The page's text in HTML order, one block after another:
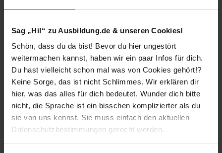
Sag „Hi!“ zu Ausbildung.de & unseren Cookies!
Schön, dass du da bist! Bevor du hier ungestört
weitermachen kannst, haben wir ein paar Infos für dich.
Du hast vielleicht schon mal was von Cookies gehört!?
Keine Sorge, das ist nicht Schlimmes. Wir erklären dir
hier, was das alles für dich bedeutet. Wunder dich bitte
nicht, die Sprache ist ein bisschen komplizierter als du
sie von uns kennst. Sie muss einfach den aktuellen
Datenschutzbestimmungen gerecht werden.
Stärken und Schwächen entdecke. Außerdem wird es
nie langweilig, da alle paar Monate die Abteilung
gewechselt wird und die Tätigkeiten somit sehr
abwechslungsreich sind. Die flexiblen Arbeitszeiten
und die 35-Stunden-Woche sind ebenfalls toll.
TROX SE
Klassische duale Berufsausbildung
2019